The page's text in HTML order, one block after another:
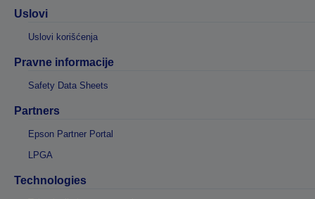
Uslovi
Uslovi korišćenja
Pravne informacije
Safety Data Sheets
Partners
Epson Partner Portal
LPGA
Technologies